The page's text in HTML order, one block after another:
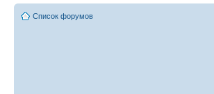
Список форумов